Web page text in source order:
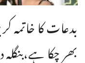
بدعات کا خاتمہ
بھر چکا